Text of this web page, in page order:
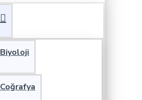
Biyoloji
Coğrafya